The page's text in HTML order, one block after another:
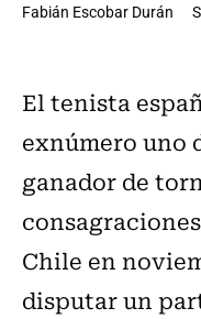
Fabián Escobar Durán
El tenista
exnúmero uno
ganador de
Chile en
disputar un